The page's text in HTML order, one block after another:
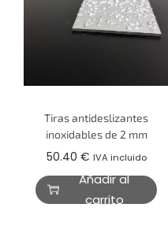
Tiras antideslizantes
inoxidables de 2 mm
50.40 € IVA incluido
Añadir al
carrito